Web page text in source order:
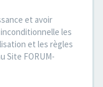
et avoir
les
et les règles
Site FORUM-